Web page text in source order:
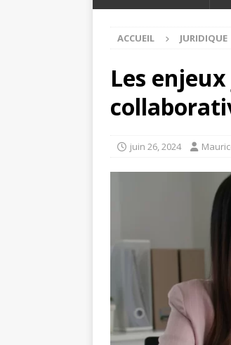
ACCUEIL JURIDIQUE
Les
juin 26, 2024